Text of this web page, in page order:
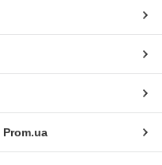
Prom.ua